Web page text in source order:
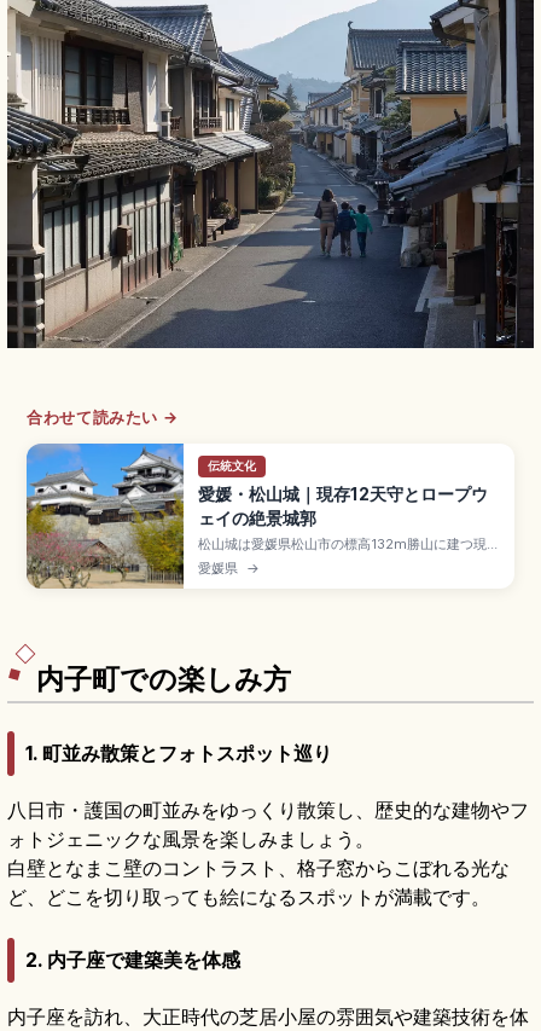
合わせて読みたい →
伝統文化
愛媛・松山城｜現存12天守とロープウ
ェイの絶景城郭
松山城は愛媛県松山市の標高132m勝山に建つ現存
12天守のひとつで、慶長7年(1602年)加藤嘉明が
築城開始した連立式天守の名城スポット。安政元
愛媛県 →
内子町での楽しみ方
1. 町並み散策とフォトスポット巡り
八日市・護国の町並みをゆっくり散策し、歴史的な建物やフ
ォトジェニックな風景を楽しみましょう。
白壁となまこ壁のコントラスト、格子窓からこぼれる光な
ど、どこを切り取っても絵になるスポットが満載です。
2. 内子座で建築美を体感
内子座を訪れ、大正時代の芝居小屋の雰囲気や建築技術を体